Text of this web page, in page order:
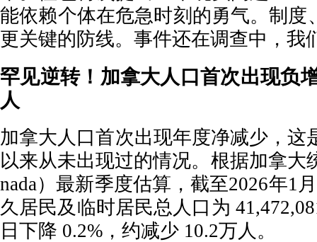
能依赖个体在危急时刻的勇气。制度
更关键的防线。事件还在调查中，我
罕见逆转！加拿大人口首次出现负
人
加拿大人口首次出现年度净减少，这
以来从未出现过的情况。根据加拿大
nada）最新季度估算，截至2026年1
久居民及临时居民总人口为
日下降 0.2%，约减少 10.2万人。